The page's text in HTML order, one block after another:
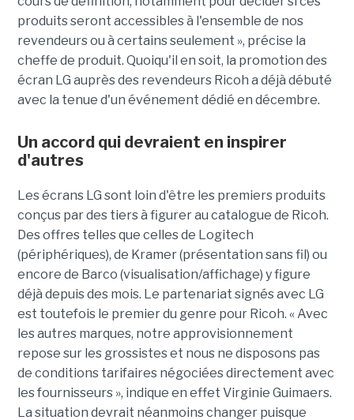
produits seront accessibles à l'ensemble de nos
revendeurs ou à certains seulement », précise la
cheffe de produit. Quoiqu'il en soit, la promotion des
écran LG auprès des revendeurs Ricoh a déjà débuté
avec la tenue d'un événement dédié en décembre.
Un accord qui devraient en inspirer
d'autres
Les écrans LG sont loin d'être les premiers produits
conçus par des tiers à figurer au catalogue de Ricoh.
Des offres telles que celles de Logitech
(périphériques), de Kramer (présentation sans fil) ou
encore de Barco (visualisation/affichage) y figure
déjà depuis des mois. Le partenariat signés avec LG
est toutefois le premier du genre pour Ricoh. « Avec
les autres marques, notre approvisionnement
repose sur les grossistes et nous ne disposons pas
de conditions tarifaires négociées directement avec
les fournisseurs », indique en effet Virginie Guimaers.
La situation devrait néanmoins changer puisque